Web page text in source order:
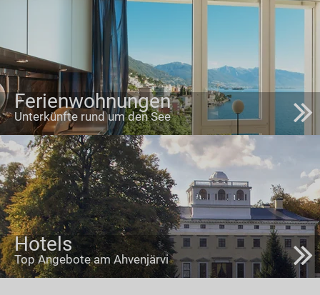
Ferienwohnungen
Unterkünfte rund um den See
Hotels
Top Angebote am Ahvenjärvi